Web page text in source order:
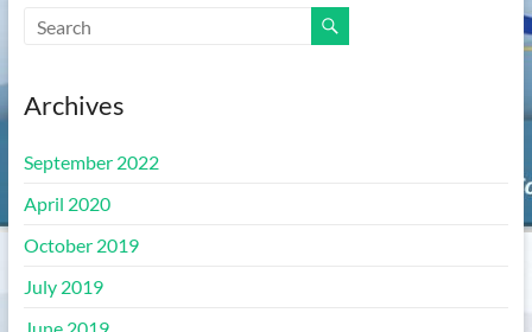
Archives
September 2022
April 2020
October 2019
July 2019